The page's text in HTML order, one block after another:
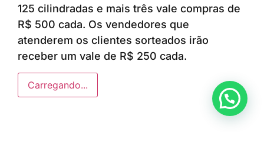
125 cilindradas e mais três vale compras de
R$ 500 cada. Os vendedores que
atenderem os clientes sorteados irão
receber um vale de R$ 250 cada.
Carregando...
Anunciar ou recomendar matéria